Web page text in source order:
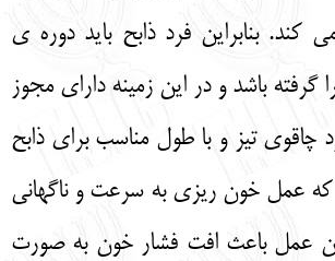
کند. بنابراین فرد ذابح باید دوره‌ ی
گرفته باشد و در این زمینه دارای مجوز
چاقوی تیز و با طول مناسب برای ذابح
عمل خون‌ ریزی به سرعت و ناگهانی
این عمل باعث افت فشار خون به صورت